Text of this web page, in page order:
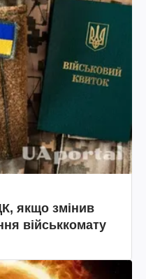
якщо змінив
військкомату